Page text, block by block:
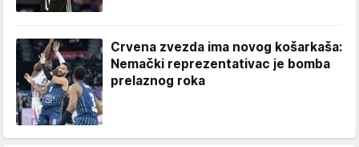
Crvena zvezda ima novog košarkaša:
Nemački reprezentativac je bomba
prelaznog roka